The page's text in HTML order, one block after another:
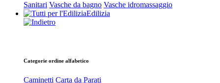
Sanitari Vasche da bagno Vasche idromassaggio
Edilizia
Categorie ordine alfabetico
Caminetti Carta da Parati